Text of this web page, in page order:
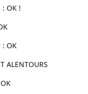
OK !
: OK
ALENTOURS